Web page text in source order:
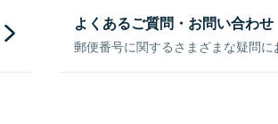
よくあるご質問・お問い合わせ
郵便番号に関するさまざまな疑問に